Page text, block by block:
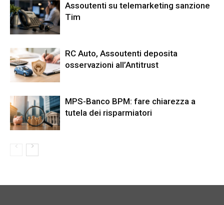
Assoutenti su telemarketing sanzione
Tim
RC Auto, Assoutenti deposita
osservazioni all’Antitrust
MPS-Banco BPM: fare chiarezza a
tutela dei risparmiatori